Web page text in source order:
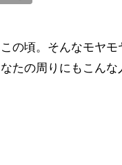
の頃。そんなモヤ
たの周りにもこん